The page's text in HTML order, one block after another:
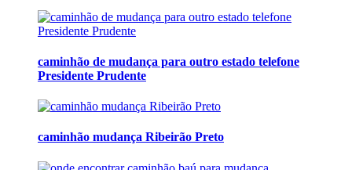
caminhão de mudança para outro estado telefone
Presidente Prudente
caminhão mudança Ribeirão Preto